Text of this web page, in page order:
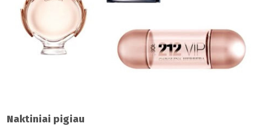
Naktiniai pigiau